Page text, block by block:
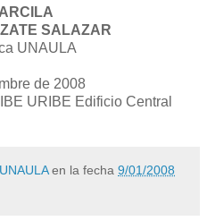
SALAZAR
UNAULA
de 2008
URIBE Edificio Central
en la fecha 9/01/2008